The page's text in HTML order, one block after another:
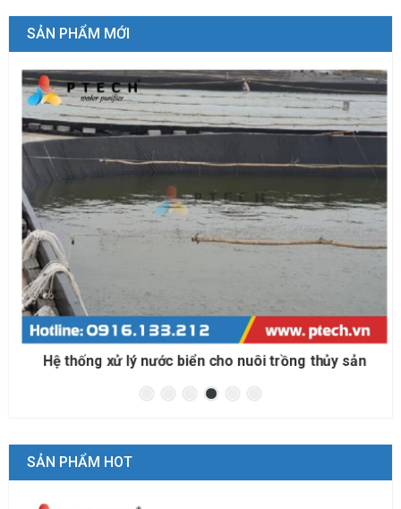
SẢN PHẨM MỚI
Hệ thống xử lý nước biển cho nuôi trồng thủy sản
SẢN PHẨM HOT